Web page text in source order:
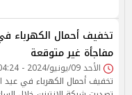
تخفيف أحمال الكهرباء
مفاجأة غير متوقعة
الأحد 09/يونيو/2024 - 04:24 م
تخفيف أحمال الكهرباء في